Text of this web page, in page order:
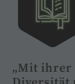
„Mit ihrer